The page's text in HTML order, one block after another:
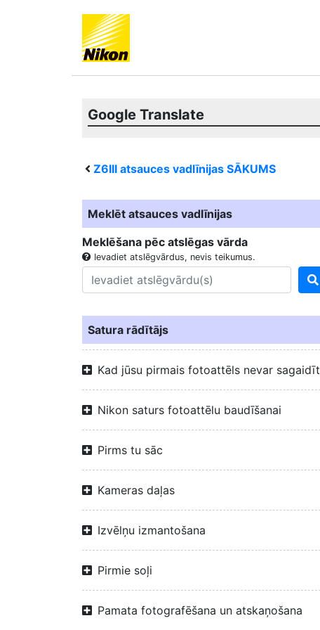
Google Translate
Z6III atsauces vadlīnijas SĀKUMS
Meklēt atsauces vadlīnijas
Meklēšana pēc atslēgas vārda
Ievadiet atslēgvārdus, nevis teikumus.
Satura rādītājs
Kad jūsu pirmais fotoattēls nevar sagaidīt
Nikon saturs fotoattēlu baudīšanai
Pirms tu sāc
Kameras daļas
Izvēlņu izmantošana
Pirmie soļi
Pamata fotografēšana un atskaņošana